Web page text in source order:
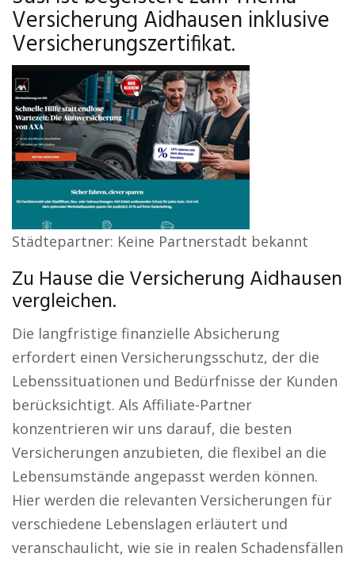
Versicherung Aidhausen inklusive
Versicherungszertifikat.
Städtepartner: Keine Partnerstadt bekannt
Zu Hause die Versicherung Aidhausen
vergleichen.
Die langfristige finanzielle Absicherung
erfordert einen Versicherungsschutz, der die
Lebenssituationen und Bedürfnisse der Kunden
berücksichtigt. Als Affiliate-Partner
konzentrieren wir uns darauf, die besten
Versicherungen anzubieten, die flexibel an die
Lebensumstände angepasst werden können.
Hier werden die relevanten Versicherungen für
verschiedene Lebenslagen erläutert und
veranschaulicht, wie sie in realen Schadensfällen